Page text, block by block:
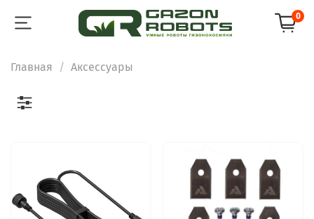
0
Главная Аксессуары